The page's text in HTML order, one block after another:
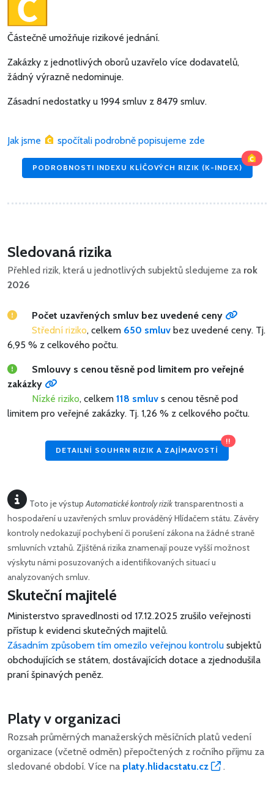
Částečně umožňuje rizikové jednání.
Zakázky z jednotlivých oborů uzavřelo více dodavatelů,
žádný výrazně nedominuje.
Zásadní nedostatky u 1994 smluv z 8479 smluv.
Jak jsme spočítali podrobně popisujeme zde
PODROBNOSTI INDEXU KLÍČOVÝCH RIZIK (K-INDEX)
Sledovaná rizika
Přehled rizik, která u jednotlivých subjektů sledujeme za rok
2026
Počet uzavřených smluv bez uvedené ceny
Střední riziko, celkem 650 smluv bez uvedené ceny. Tj.
6,95 % z celkového počtu.
Smlouvy s cenou těsně pod limitem pro veřejné
zakázky
Nízké riziko, celkem 118 smluv s cenou těsně pod
limitem pro veřejné zakázky. Tj. 1,26 % z celkového počtu.
DETAILNÍ SOUHRN RIZIK A ZAJÍMAVOSTÍ
!!
Toto je výstupAutomatické kontroly riziktransparentnosti a
hospodaření u uzavřených smluv prováděný Hlídačem státu. Závěry
kontroly nedokazují pochybení či porušení zákona na žádné straně
smluvních vztahů. Zjištěná rizika znamenají pouze vyšší možnost
výskytu námi posuzovaných a identifikovaných situací u
analyzovaných smluv.
Skuteční majitelé
Ministerstvo spravedlnosti od 17.12.2025 zrušilo veřejnosti
přístup k evidenci skutečných majitelů.
Zásadním způsobem tím omezilo veřejnou kontrolu subjektů
obchodujících se státem, dostávajících dotace a zjednodušila
praní špinavých peněz.
Platy v organizaci
Rozsah průměrných manažerských měsíčních platů vedení
organizace (včetně odměn) přepočtených z ročního příjmu za
sledované období. Více na platy.hlidacstatu.cz .